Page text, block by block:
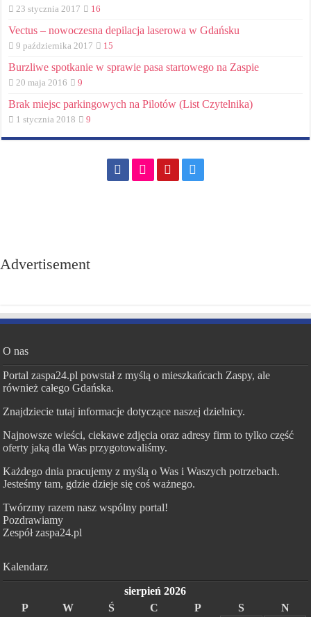
23 stycznia 2017 16
Vectus – nowoczesna depilacja laserowa w Gdańsku
9 października 2017 15
Burzliwe spotkanie w sprawie pasa startowego na Zaspie
20 maja 2016 9
Brak miejsc parkingowych na Pilotów (List Czytelnika)
1 stycznia 2018 9
Advertisement
O nas
Portal zaspa24.pl powstał z myślą o mieszkańcach Zaspy, ale
również całego Gdańska.
Znajdziecie tutaj informacje dotyczące naszej dzielnicy.
Najnowsze wieści, ciekawe zdjęcia oraz adresy firm to tylko część
oferty jaką dla Was przygotowaliśmy.
Każdego dnia pracujemy z myślą o Was i Waszych potrzebach.
Jesteśmy tam, gdzie dzieje się coś ważnego.
Twórzmy razem nasz wspólny portal!
Pozdrawiamy
Zespół zaspa24.pl
Kalendarz
sierpień 2026
P
W Ś C P S
N